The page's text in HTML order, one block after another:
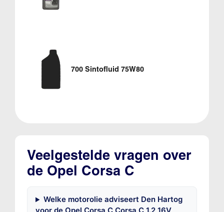
700 Sintofluid 75W80
Veelgestelde vragen over
de Opel Corsa C
Welke motorolie adviseert Den Hartog